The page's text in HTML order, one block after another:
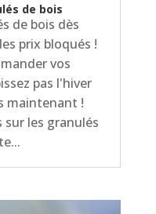
de bois
de bois dès
prix bloqués !
vos
pas l'hiver
maintenant !
sur les granulés